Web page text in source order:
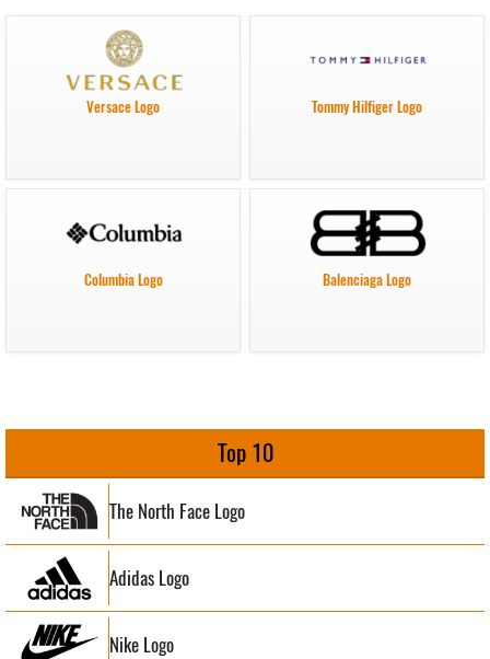
Versace Logo Tommy Hilfiger Logo
Columbia Logo Balenciaga Logo
Top 10
The North Face Logo
Adidas Logo
Nike Logo